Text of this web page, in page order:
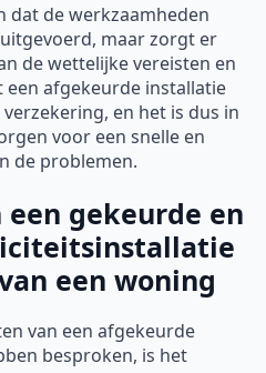
dat de werkzaamheden
maar zorgt er
de wettelijke vereisten en
afgekeurde installatie
en het is dus in
voor een snelle en
de problemen.
gekeurde en
een woning
van een afgekeurde
besproken, is het